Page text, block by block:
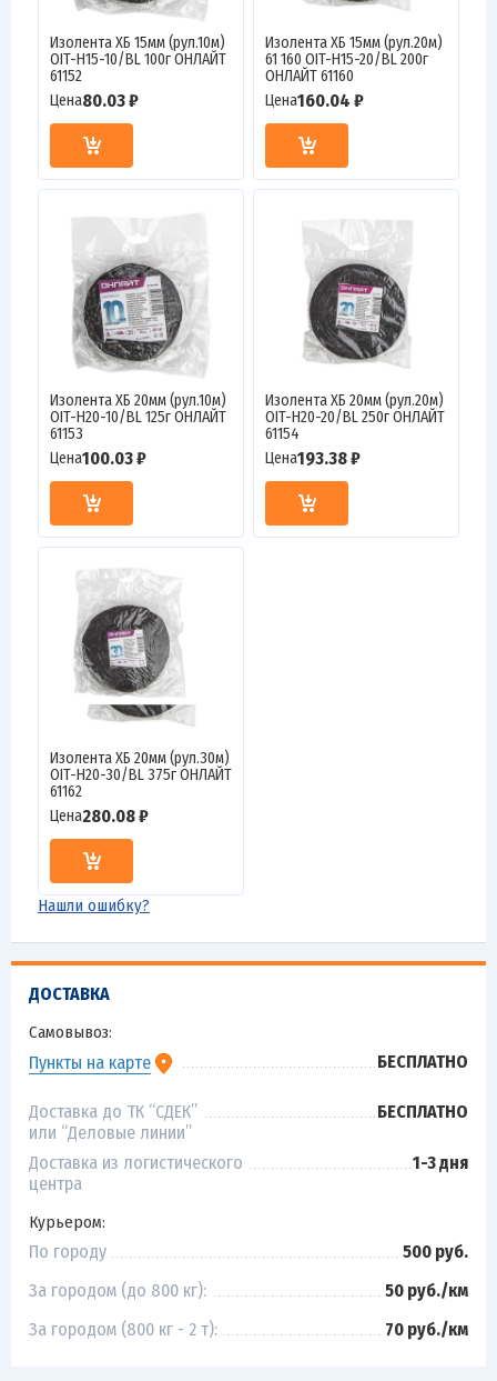
ДОСТАВКА
Самовывоз:
Пункты на карте БЕСПЛАТНО
Доставка до ТК “СДЕК”
или “Деловые линии”
БЕСПЛАТНО
Доставка из логистического
центра
1-3 дня
Курьером:
По городу
500 руб.
За городом (до 800 кг):
50 руб./км
За городом (800 кг - 2 т):
70 руб./км
Изолента ХБ 15мм (рул.10м)
OIT-H15-10/BL 100г ОНЛАЙТ
61152
Цена80.03 ₽
Изолента ХБ 15мм (рул.20м)
61 160 OIT-H15-20/BL 200г
ОНЛАЙТ 61160
Цена160.04 ₽
Изолента ХБ 20мм (рул.10м)
OIT-H20-10/BL 125г ОНЛАЙТ
61153
Цена100.03 ₽
Изолента ХБ 20мм (рул.20м)
OIT-H20-20/BL 250г ОНЛАЙТ
61154
Цена193.38 ₽
Изолента ХБ 20мм (рул.30м)
OIT-H20-30/BL 375г ОНЛАЙТ
61162
Цена280.08 ₽
Нашли ошибку?